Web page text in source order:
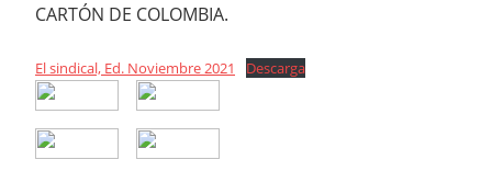
CARTÓN DE COLOMBIA.
El sindical, Ed. Noviembre 2021 Descarga